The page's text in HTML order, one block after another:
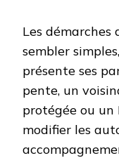
Les
sembler
présente ses
pente, un
protégée ou
modifier les